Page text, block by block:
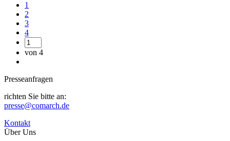
1
2
3
4
von 4
Presseanfragen
richten Sie bitte an:
presse@comarch.de
Kontakt
Über Uns